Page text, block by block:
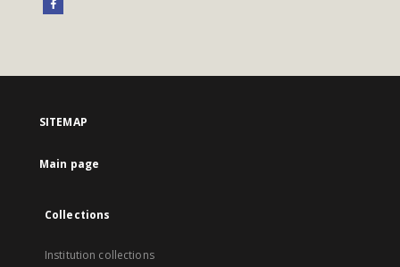
SITEMAP
Main page
Collections
Institution collections